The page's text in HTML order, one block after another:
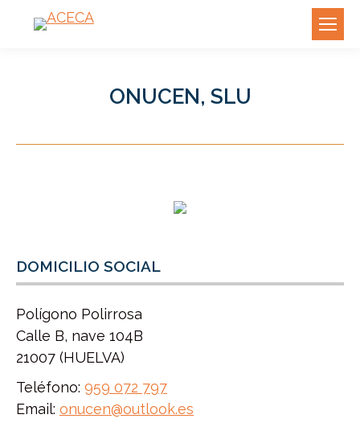
ONUCEN, SLU
DOMICILIO SOCIAL
Polígono Polirrosa
Calle B, nave 104B
21007 (HUELVA)
Teléfono: 959 072 797
Email: onucen@outlook.es